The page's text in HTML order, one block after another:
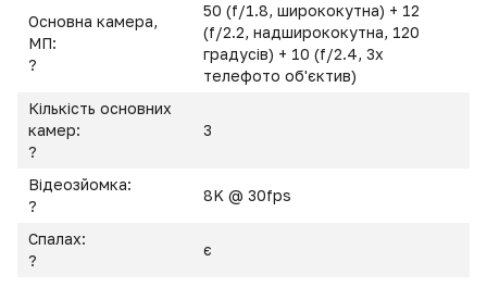
Основна камера,
МП:
?
50 (f/1.8, ширококутна) + 12
(f/2.2, надширококутна, 120
градусів) + 10 (f/2.4, 3x
телефото об'єктив)
Кількість основних
камер:
?
3
Відеозйомка:
?
8K @ 30fps
Спалах:
?
є